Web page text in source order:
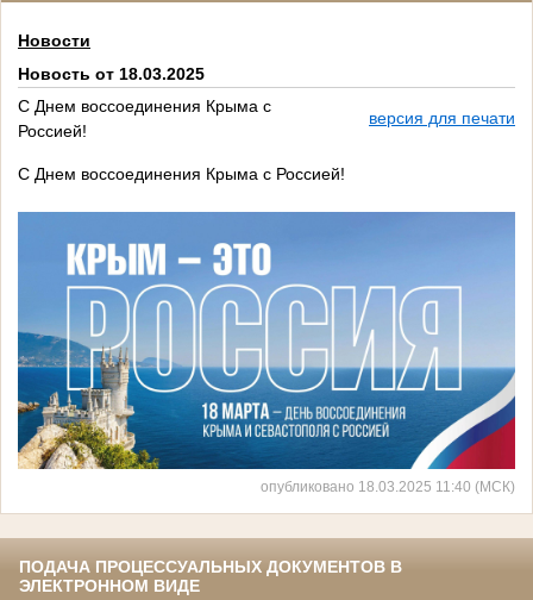
Новости
Новость от 18.03.2025
С Днем воссоединения Крыма с
Россией!
версия для печати
С Днем воссоединения Крыма с Россией!
опубликовано 18.03.2025 11:40 (МСК)
ПОДАЧА ПРОЦЕССУАЛЬНЫХ ДОКУМЕНТОВ В
ЭЛЕКТРОННОМ ВИДЕ